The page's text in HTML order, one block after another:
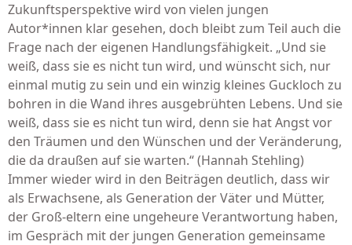
Zukunftsperspektive wird von vielen jungen
Autor*innen klar gesehen, doch bleibt zum Teil auch die
Frage nach der eigenen Handlungsfähigkeit. „Und sie
weiß, dass sie es nicht tun wird, und wünscht sich, nur
einmal mutig zu sein und ein winzig kleines Guckloch zu
bohren in die Wand ihres ausgebrühten Lebens. Und sie
weiß, dass sie es nicht tun wird, denn sie hat Angst vor
den Träumen und den Wünschen und der Veränderung,
die da draußen auf sie warten.“ (Hannah Stehling)
Immer wieder wird in den Beiträgen deutlich, dass wir
als Erwachsene, als Generation der Väter und Mütter,
der Groß-eltern eine ungeheure Verantwortung haben,
im Gespräch mit der jungen Generation gemeinsame